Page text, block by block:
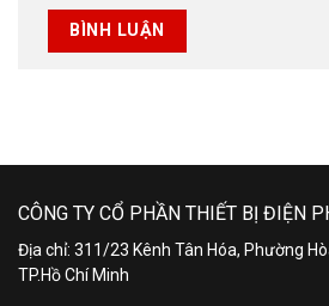
CÔNG TY CỔ PHẦN THIẾT BỊ ĐIỆN
Địa chỉ: 311/23 Kênh Tân Hóa, Phường
TP.Hồ Chí Minh